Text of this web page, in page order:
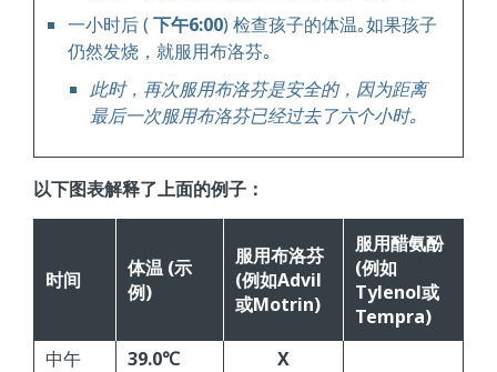
一小时后 (下午6:00) 检查孩子的体温｡如果孩子
仍然发烧，就服用布洛芬｡
此时，再次服用布洛芬是安全的，因为距离
最后一次服用布洛芬已经过去了六个小时｡
以下图表解释了上面的例子：
时间
体温 (示
例)
服用布洛芬
(例如Advil
或Motrin)
服用醋氨酚
(例如
Tylenol或
Tempra)
中午
39.0℃
X